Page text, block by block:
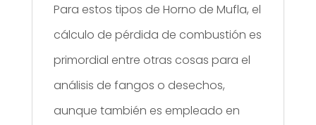
Para estos tipos de Horno de Mufla, el
cálculo de pérdida de combustión es
primordial entre otras cosas para el
análisis de fangos o desechos,
aunque también es empleado en